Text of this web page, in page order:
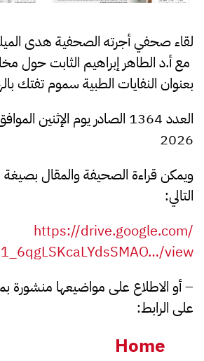
لقاء صحفي أجرته الصحفية هدى
مع أ.د الطاهر إبراهيم الثابت حول
بعنوان النفايات الطبية سموم تفتك
2026
ويمكن قراءة الصحيفة والمقال بصيغة
التالي:
https://drive.google.com/
view…
–أو الاطلاع على مواضيعها منشورة
على الرابط:
Home